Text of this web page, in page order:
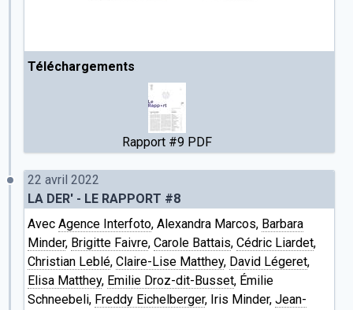
Téléchargements
Rapport #9 PDF
22 avril 2022
LA DER' - LE RAPPORT #8
Avec Agence Interfoto, Alexandra Marcos, Barbara
Minder, Brigitte Faivre, Carole Battais, Cédric Liardet,
Christian Leblé, Claire-Lise Matthey, David Légeret,
Elisa Matthey, Emilie Droz-dit-Busset, Émilie
Schneebeli, Freddy Eichelberger, Iris Minder, Jean-